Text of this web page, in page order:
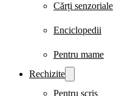
Cărți senzoriale
Enciclopedii
Pentru mame
Rechizite
Pentru scris